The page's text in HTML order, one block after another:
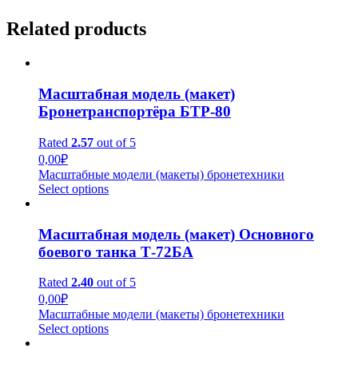
Related products
Масштабная модель (макет)
Бронетранспортёра БТР-80
Rated 2.57 out of 5
0,00₽
Масштабные модели (макеты) бронетехники
Select options
Масштабная модель (макет) Основного
боевого танка Т-72БА
Rated 2.40 out of 5
0,00₽
Масштабные модели (макеты) бронетехники
Select options